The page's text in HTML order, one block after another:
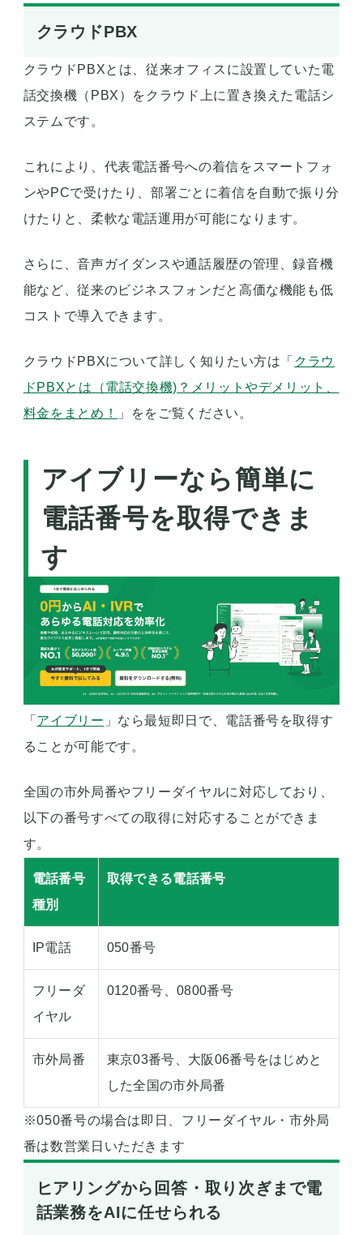
クラウドPBX
クラウドPBXとは、従来オフィスに設置していた電
話交換機（PBX）をクラウド上に置き換えた電話シ
ステムです。
これにより、代表電話番号への着信をスマートフォ
ンやPCで受けたり、部署ごとに着信を自動で振り分
けたりと、柔軟な電話運用が可能になります。
さらに、音声ガイダンスや通話履歴の管理、録音機
能など、従来のビジネスフォンだと高価な機能も低
コストで導入できます。
クラウドPBXについて詳しく知りたい方は「 クラウ
ドPBXとは（電話交換機)？メリットやデメリット、
料金をまとめ！
」ををご覧ください。
アイブリーなら簡単に
電話番号を取得できま
す
「 アイブリー 」なら最短即日で、電話番号を取得す
ることが可能です。
全国の市外局番やフリーダイヤルに対応しており、
以下の番号すべての取得に対応することができま
す。
電話番号
種別
取得できる電話番号
IP電話 050番号
フリーダ
イヤル
0120番号、0800番号
市外局番
東京03番号、大阪06番号をはじめと
した全国の市外局番
※050番号の場合は即日、フリーダイヤル・市外局
番は数営業日いただきます
ヒアリングから回答・取り次ぎまで電
話業務をAIに任せられる